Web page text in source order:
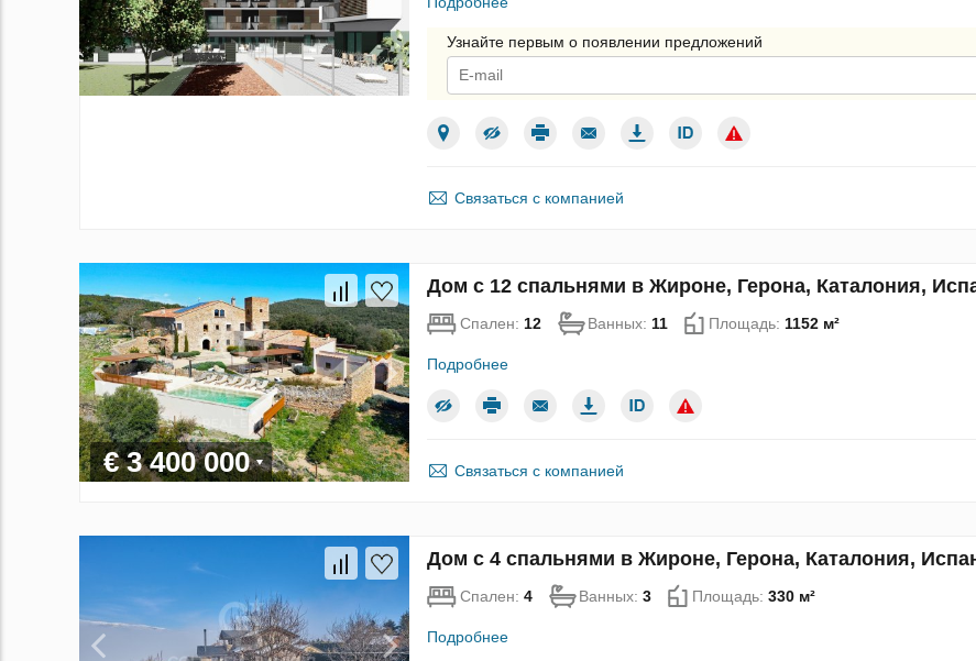
Узнайте первым о появлении предложений
Связаться с компанией
€ 3 400 000
Дом с 12 спальнями в Жироне, Герона, Каталония,
Спален: 12 Ванных: 11 Площадь: 1152 м²
Подробнее
Связаться с компанией
Дом с 4 спальнями в Жироне, Герона, Каталония,
Спален: 4 Ванных: 3 Площадь: 330 м²
Подробнее